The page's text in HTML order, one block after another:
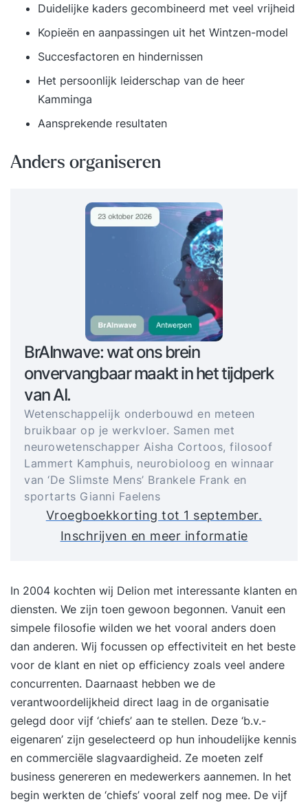
Duidelijke kaders gecombineerd met veel vrijheid
Kopieën en aanpassingen uit het Wintzen-model
Succesfactoren en hindernissen
Het persoonlijk leiderschap van de heer
Kamminga
Aansprekende resultaten
Anders organiseren
BrAInwave: wat ons brein
onvervangbaar maakt in het tijdperk
van AI.
Wetenschappelijk onderbouwd en meteen
bruikbaar op je werkvloer. Samen met
neurowetenschapper Aisha Cortoos, filosoof
Lammert Kamphuis, neurobioloog en winnaar
van ‘De Slimste Mens’ Brankele Frank en
sportarts Gianni Faelens
Vroegboekkorting tot 1 september.
Inschrijven en meer informatie
In 2004 kochten wij Delion met interessante klanten en
diensten. We zijn toen gewoon begonnen. Vanuit een
simpele filosofie wilden we het vooral anders doen
dan anderen. Wij focussen op effectiviteit en het beste
voor de klant en niet op efficiency zoals veel andere
concurrenten. Daarnaast hebben we de
verantwoordelijkheid direct laag in de organisatie
gelegd door vijf ‘chiefs’ aan te stellen. Deze ‘b.v.-
eigenaren’ zijn geselecteerd op hun inhoudelijke kennis
en commerciële slagvaardigheid. Ze moeten zelf
business genereren en medewerkers aannemen. In het
begin werkten de ‘chiefs’ vooral zelf nog mee. De vijf